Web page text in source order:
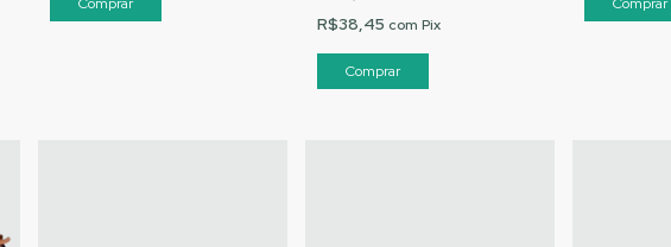
R$38,45 com Pix